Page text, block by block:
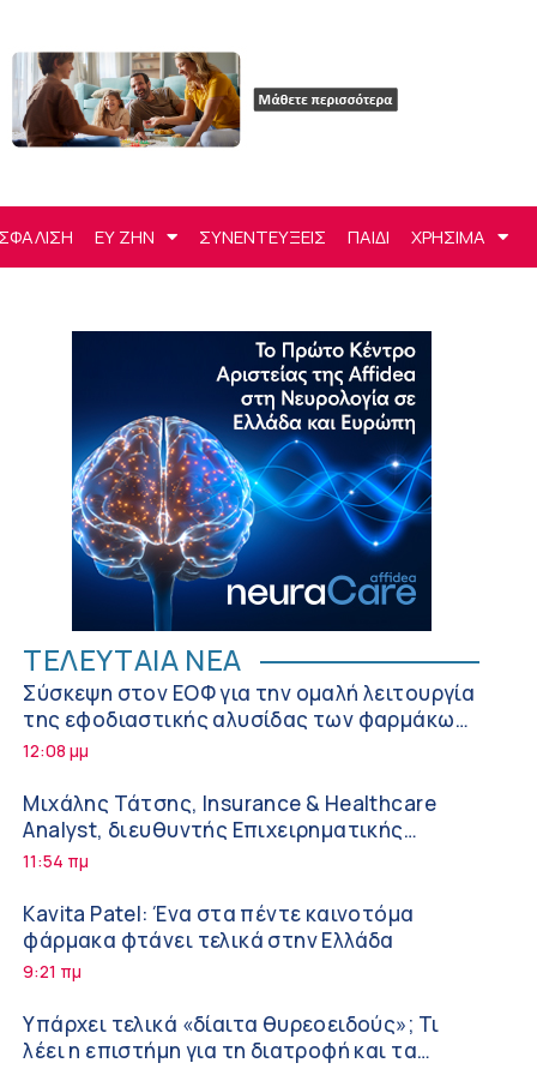
ΕΥ ΖΗΝ ΣΥΝΕΝΤΕΥΞΕΙΣ ΠΑΙΔΙ ΧΡΗΣΙΜΑ
ΤΕΛΕΥΤΑΙΑ ΝΕΑ
Σύσκεψη στον ΕΟΦ για την ομαλή λειτουργία
της εφοδιαστικής αλυσίδας των φαρμάκων
στη διάρκεια του καλοκαιριού
12:08 μμ
Μιχάλης Τάτσης, Insurance & Healthcare
Analyst, διευθυντής Επιχειρηματικής
Ανάπτυξης Ομίλου HHG
11:54 πμ
Kavita Patel: Ένα στα πέντε καινοτόμα
φάρμακα φτάνει τελικά στην Ελλάδα
9:21 πμ
Υπάρχει τελικά «δίαιτα θυρεοειδούς»; Τι
λέει η επιστήμη για τη διατροφή και τα